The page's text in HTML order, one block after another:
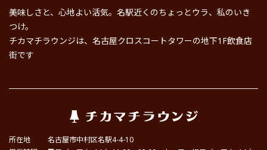
美味しさと、心地よい活気。名駅近くのちょっとウラ、私のいき
つけ。
チカマチラウンジは、名古屋クロスコートタワーの地下1F飲食店
街です
所在地
名古屋市中村区名駅4-4-10